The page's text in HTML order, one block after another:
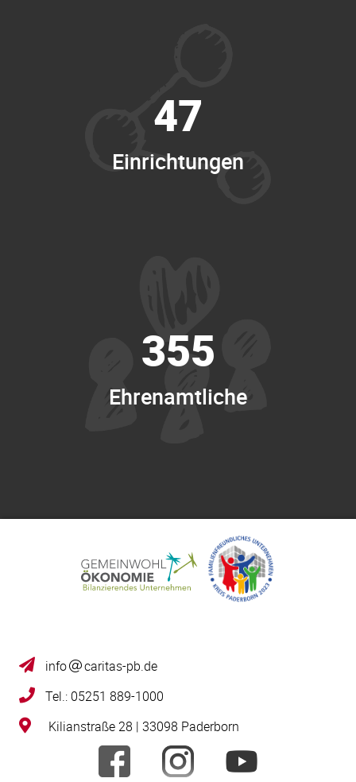
47
Einrichtungen
355
Ehrenamtliche
info
caritas-pb.de
Tel.: 05251 889-1000
Kilianstraße 28 | 33098 Paderborn